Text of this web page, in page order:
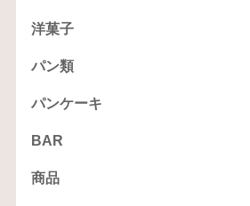
洋菓子
パン類
パンケーキ
BAR
商品